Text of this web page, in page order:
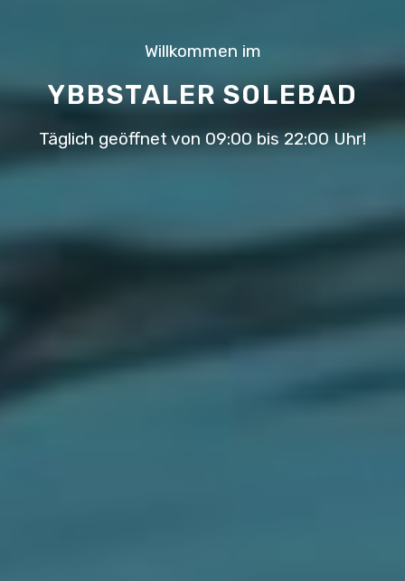
Willkommen im
YBBSTALER SOLEBAD
Täglich geöffnet von 09:00 bis 22:00 Uhr!